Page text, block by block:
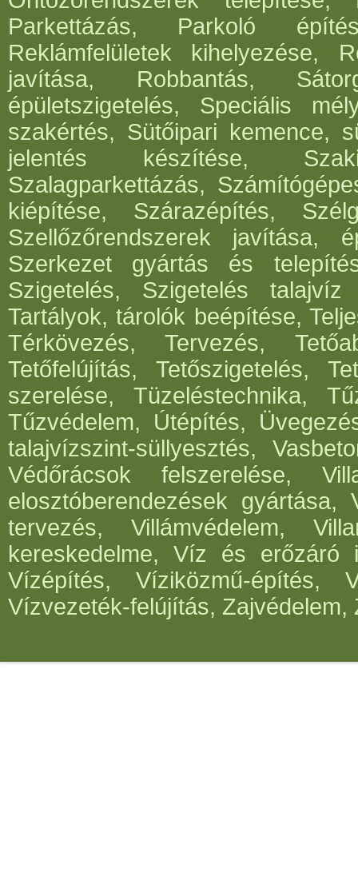
Parkettázás, Parkoló
Reklámfelületek kihelyezése,
javítása, Robbantás,
épületszigetelés, Speciális
szakértés, Sütőipari kemence,
jelentés készítése,
Szalagparkettázás,
kiépítése, Szárazépítés,
Szellőzőrendszerek javítása,
Szerkezet gyártás és
Szigetelés, Szigetelés
Tartályok, tárolók beépítése,
Térkövezés, Tervezés,
Tetőfelújítás, Tetőszigetelés,
szerelése, Tüzeléstechnika,
Tűzvédelem, Útépítés,
talajvízszint-süllyesztés,
Védőrácsok felszerelése,
elosztóberendezések gyártása,
tervezés, Villámvédelem,
kereskedelme, Víz és erőzáró
Vízépítés, Víziközmű-építés,
Vízvezeték-felújítás,